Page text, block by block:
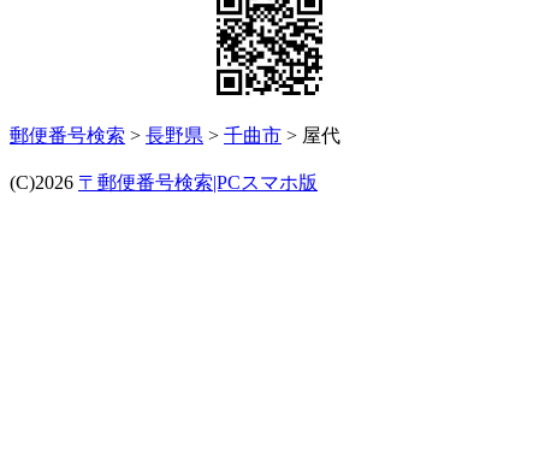
郵便番号検索 > 長野県 > 千曲市 > 屋代
(C)2026 〒郵便番号検索|PCスマホ版